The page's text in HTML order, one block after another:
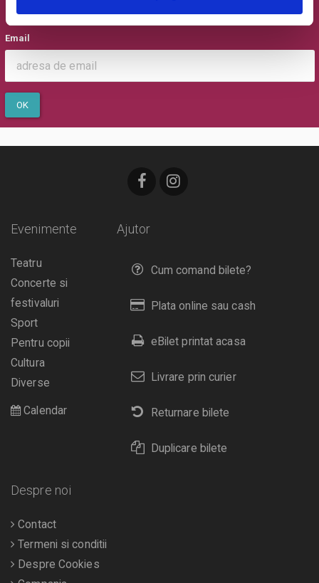
evenimente.
Email
OK
Ajutor
Cum comand bilete?
Plata online sau cash
eBilet printat acasa
Livrare prin curier
Returnare bilete
Duplicare bilete
Evenimente
Teatru
Concerte si
festivaluri
Sport
Pentru copii
Cultura
Diverse
Calendar
Despre noi
Contact
Termeni si conditii
Despre Cookies